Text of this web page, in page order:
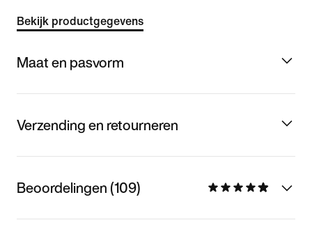
Bekijk productgegevens
Maat en pasvorm
Verzending en retourneren
Beoordelingen (109)